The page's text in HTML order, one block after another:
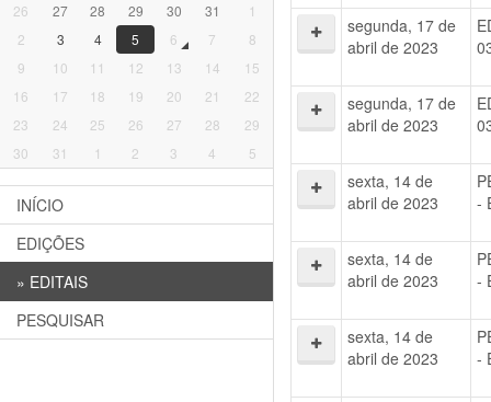
26 27 28 29 30 31
1
2
3 4 5 6 7
8
9
10 11 12 13 14
15
16
17 18 19 20 21
22
23
24 25 26 27 28
29
30
31 1 2 3 4 5
INÍCIO
EDIÇÕES
» EDITAIS
PESQUISAR
segunda, 17 de
abril de 2023
segunda, 17 de
abril de 2023
sexta, 14 de
abril de 2023
-
sexta, 14 de
abril de 2023
-
sexta, 14 de
abril de 2023
-